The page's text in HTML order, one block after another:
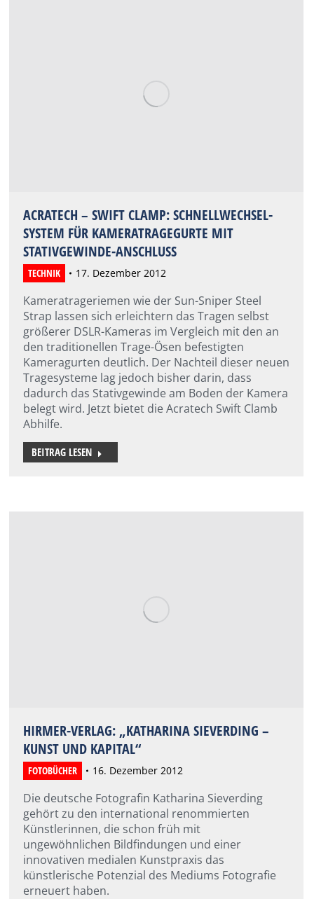
ACRATECH – SWIFT CLAMP: SCHNELLWECHSEL-
SYSTEM FÜR KAMERATRAGEGURTE MIT
STATIVGEWINDE-ANSCHLUSS
TECHNIK 17. Dezember 2012
Kameratrageriemen wie der Sun-Sniper Steel
Strap lassen sich erleichtern das Tragen selbst
größerer DSLR-Kameras im Vergleich mit den an
den traditionellen Trage-Ösen befestigten
Kameragurten deutlich. Der Nachteil dieser neuen
Tragesysteme lag jedoch bisher darin, dass
dadurch das Stativgewinde am Boden der Kamera
belegt wird. Jetzt bietet die Acratech Swift Clamb
Abhilfe.
BEITRAG LESEN
HIRMER-VERLAG: „KATHARINA SIEVERDING –
KUNST UND KAPITAL“
FOTOBÜCHER 16. Dezember 2012
Die deutsche Fotografin Katharina Sieverding
gehört zu den international renommierten
Künstlerinnen, die schon früh mit
ungewöhnlichen Bildfindungen und einer
innovativen medialen Kunstpraxis das
künstlerische Potenzial des Mediums Fotografie
erneuert haben.